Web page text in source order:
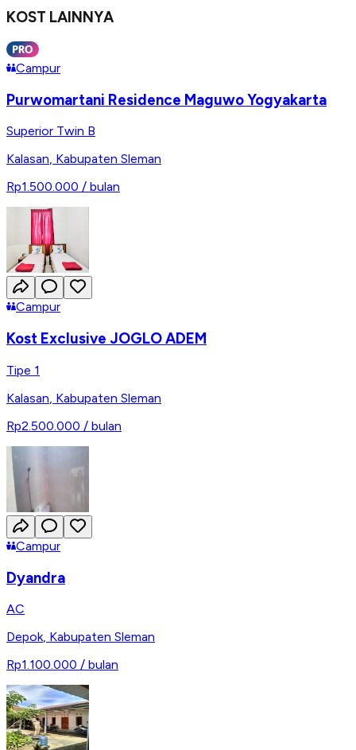
KOST LAINNYA
Campur
Purwomartani Residence Maguwo Yogyakarta
Superior Twin B
Kalasan, Kabupaten Sleman
Rp1.500.000 / bulan
Campur
Kost Exclusive JOGLO ADEM
Tipe 1
Kalasan Kabupaten Sleman
Rp2.500.000 / bulan
Campur
Dyandra
AC
Depok, Kabupaten Sleman
Rp1.100.000 / bulan